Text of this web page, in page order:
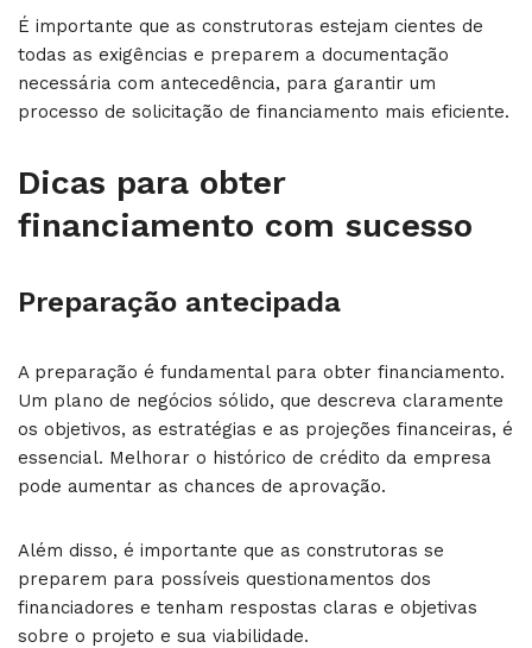
É importante que as construtoras estejam cientes de
todas as exigências e preparem a documentação
necessária com antecedência, para garantir um
processo de solicitação de financiamento mais eficiente.
Dicas para obter
financiamento com sucesso
Preparação antecipada
A preparação é fundamental para obter financiamento.
Um plano de negócios sólido, que descreva claramente
os objetivos, as estratégias e as projeções financeiras, é
essencial. Melhorar o histórico de crédito da empresa
pode aumentar as chances de aprovação.
Além disso, é importante que as construtoras se
preparem para possíveis questionamentos dos
financiadores e tenham respostas claras e objetivas
sobre o projeto e sua viabilidade.